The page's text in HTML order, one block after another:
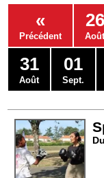
Services
Contacts
«
Précédent
26
31
Août
01
Sept.